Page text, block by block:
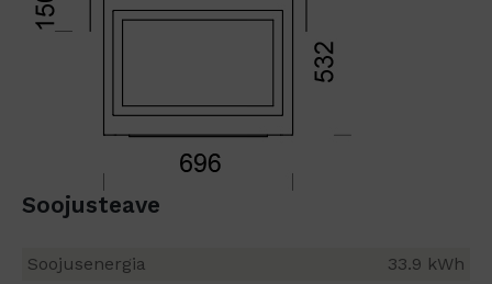
Soojusteave
Soojusenergia
33.9 kWh